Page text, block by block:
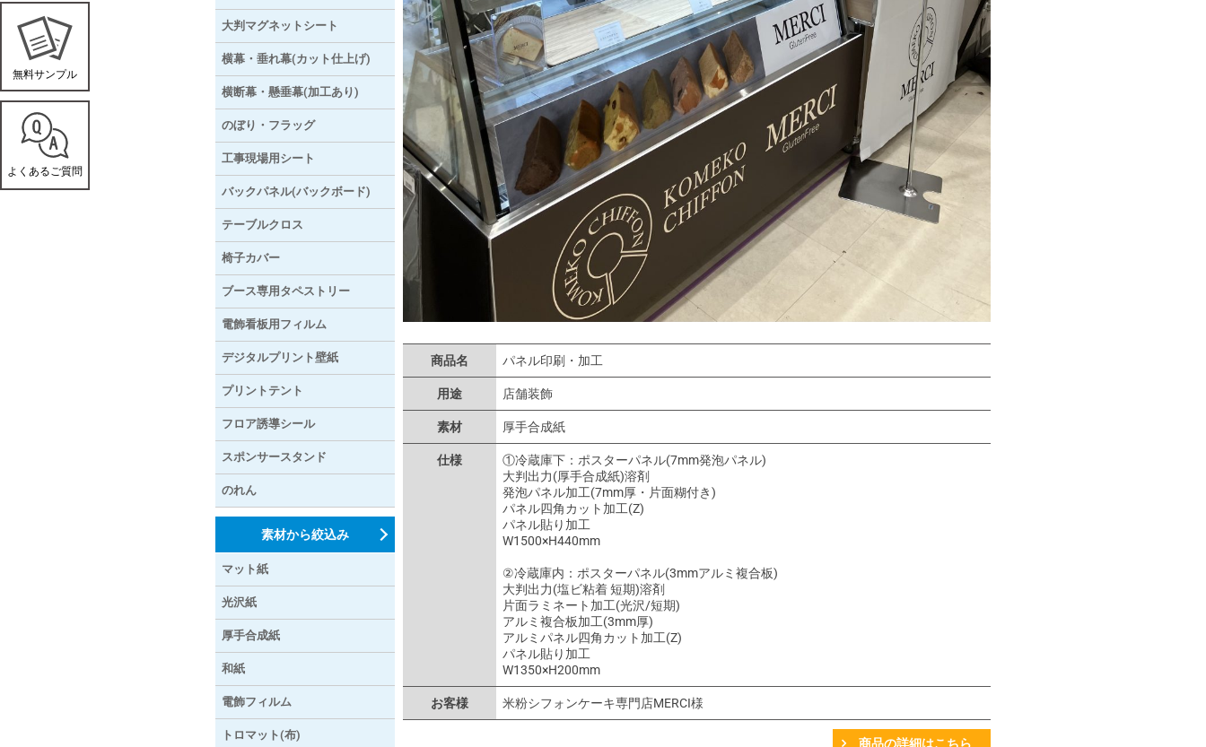
商品名 パネル印刷・加工
用途 店舗装飾
素材 厚手合成紙
仕様
①冷蔵庫下：ポスターパネル(7mm発泡パネル)
大判出力(厚手合成紙)溶剤
発泡パネル加工(7mm厚・片面糊付き)
パネル四角カット加工(Z)
パネル貼り加工
W1500×H440mm
②冷蔵庫内：ポスターパネル(3mmアルミ複合板)
大判出力(塩ビ粘着 短期)溶剤
片面ラミネート加工(光沢/短期)
アルミ複合板加工(3mm厚)
アルミパネル四角カット加工(Z)
パネル貼り加工
W1350×H200mm
お客様 米粉シフォンケーキ専門店MERCI様
商品の詳細はこちら
大判マグネットシート
横幕・垂れ幕(カット仕上げ)
横断幕・懸垂幕(加工あり)
のぼり・フラッグ
工事現場用シート
バックパネル(バックボード)
テーブルクロス
椅子カバー
ブース専用タペストリー
電飾看板用フィルム
デジタルプリント壁紙
プリントテント
フロア誘導シール
スポンサースタンド
のれん
素材から絞込み
マット紙
光沢紙
厚手合成紙
和紙
電飾フィルム
トロマット(布)